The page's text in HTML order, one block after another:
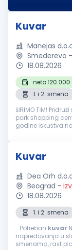
Osiguran topli
Kuvar
Manejas
Smederevo -
18.08.2026
neto
1. i 2. smena
šIRIMO TIM!
park shopping centru
godine iskustva
Kuvar
Dea Orh
Beograd -
18.08.2026
1. i 2. smena
...Potreban kuvar
napredovanja u
smenama, rast plate na